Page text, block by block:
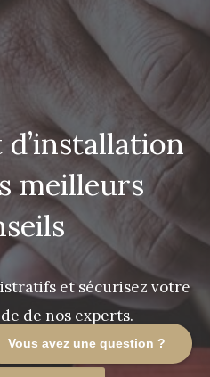
Vous avez une question ?
meilleurs
et sécurisez votre
de nos experts.